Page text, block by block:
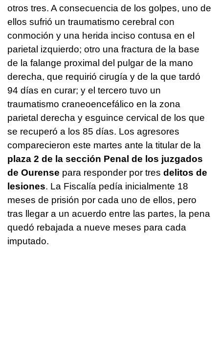
otros tres. A consecuencia de los golpes, uno de
ellos sufrió un traumatismo cerebral con
conmoción y una herida inciso contusa en el
parietal izquierdo; otro una fractura de la base
de la falange proximal del pulgar de la mano
derecha, que requirió cirugía y de la que tardó
94 días en curar; y el tercero tuvo un
traumatismo craneoencefálico en la zona
parietal derecha y esguince cervical de los que
se recuperó a los 85 días. Los agresores
comparecieron este martes ante la titular de la
plaza 2 de la sección Penal de los juzgados
de Ourense para responder por tres delitos de
lesiones. La Fiscalía pedía inicialmente 18
meses de prisión por cada uno de ellos, pero
tras llegar a un acuerdo entre las partes, la pena
quedó rebajada a nueve meses para cada
imputado.